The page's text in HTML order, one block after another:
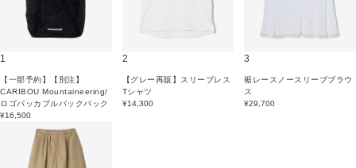
1
【一部予約】【別注】
CARIBOU Mountaineering/
ロゴパッカブルバックパック
¥16,500
2
【グレー再販】スリーブレス
Tシャツ
¥14,300
3
裾レースノースリーブブラウ
ス
¥29,700